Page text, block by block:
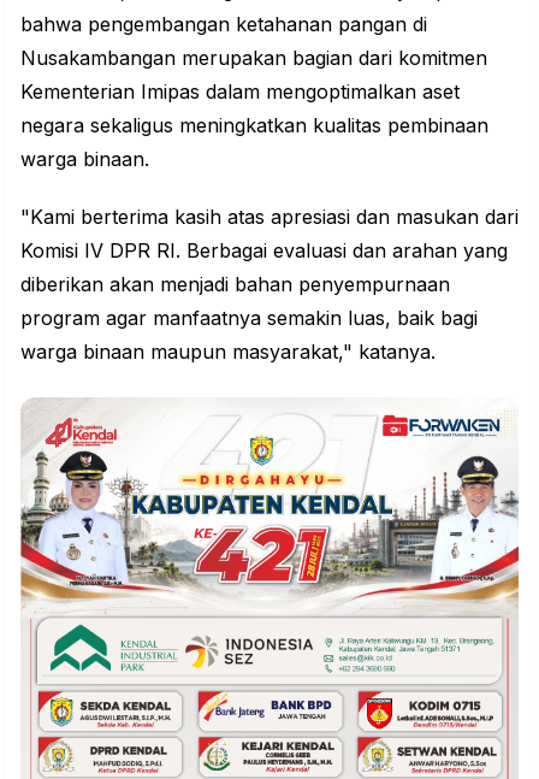
bahwa pengembangan ketahanan pangan di
Nusakambangan merupakan bagian dari komitmen
Kementerian Imipas dalam mengoptimalkan aset
negara sekaligus meningkatkan kualitas pembinaan
warga binaan.
"Kami berterima kasih atas apresiasi dan masukan dari
Komisi IV DPR RI. Berbagai evaluasi dan arahan yang
diberikan akan menjadi bahan penyempurnaan
program agar manfaatnya semakin luas, baik bagi
warga binaan maupun masyarakat," katanya.